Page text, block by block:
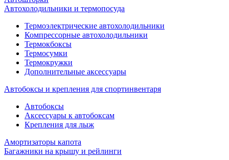
Автохолодильники и термопосуда
Термоэлектрические автохолодильники
Компрессорные автохолодильники
Термокбоксы
Термосумки
Термокружки
Дополнительные аксессуары
Автобоксы и крепления для спортинвентаря
Автобоксы
Аксессуары к автобоксам
Крепления для лыж
Амортизаторы капота
Багажники на крышу и рейлинги